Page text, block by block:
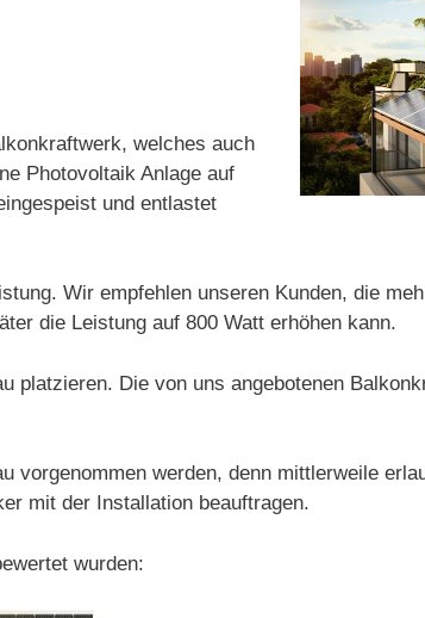
welches auch
Photovoltaik Anlage auf
und entlastet
Wir empfehlen unseren Kunden, die
die Leistung auf 800 Watt erhöhen kann.
platzieren. Die von uns angebotenen
werden, denn mittlerweile
mit der Installation beauftragen.
wurden: